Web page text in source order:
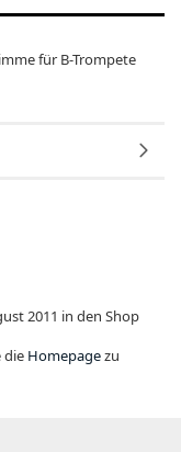
für B-Trompete
2011 in den Shop
die Homepagezu